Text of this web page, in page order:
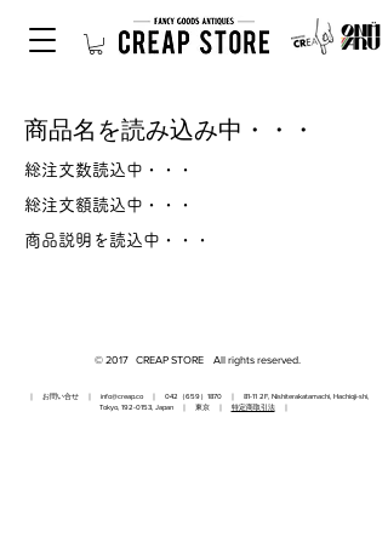
商品名を読み込み中・・・
総注文数読込中・・・
総注文額読込中・・・
商品説明を読込中・・・
© 2017 CREAP STORE All rights reserved.
｜ お問い合せ ｜ info@creap.co｜ 042（659）1870 ｜ 81-11 2F, Nishiterakatamachi, Hachioji-shi,
Tokyo, 192-0153, Japan ｜ 東京 ｜ 特定商取引法｜